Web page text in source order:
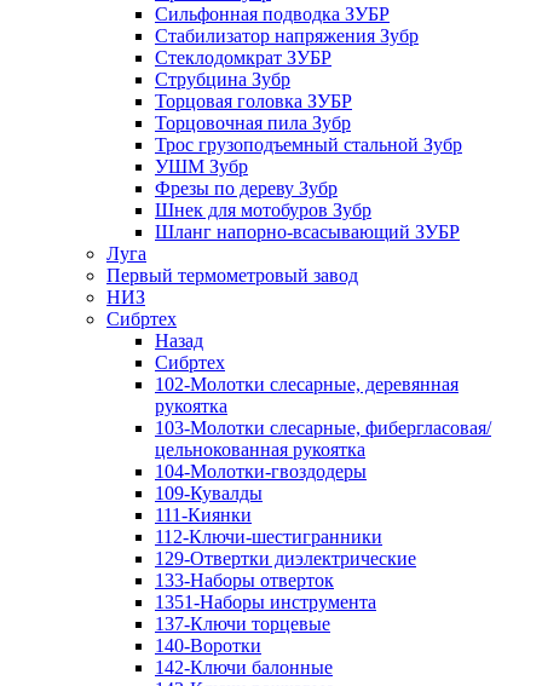
Сильфонная подводка ЗУБР
Стабилизатор напряжения Зубр
Стеклодомкрат ЗУБР
Струбцина Зубр
Торцовая головка ЗУБР
Торцовочная пила Зубр
Трос грузоподъемный стальной Зубр
УШМ Зубр
Фрезы по дереву Зубр
Шнек для мотобуров Зубр
Шланг напорно-всасывающий ЗУБР
Луга
Первый термометровый завод
НИЗ
Сибртех
Назад
Сибртех
102-Молотки слесарные, деревянная
рукоятка
103-Молотки слесарные, фибергласовая/
цельнокованная рукоятка
104-Молотки-гвоздодеры
109-Кувалды
111-Киянки
112-Ключи-шестигранники
129-Отвертки диэлектрические
133-Наборы отверток
1351-Наборы инструмента
137-Ключи торцевые
140-Воротки
142-Ключи балонные